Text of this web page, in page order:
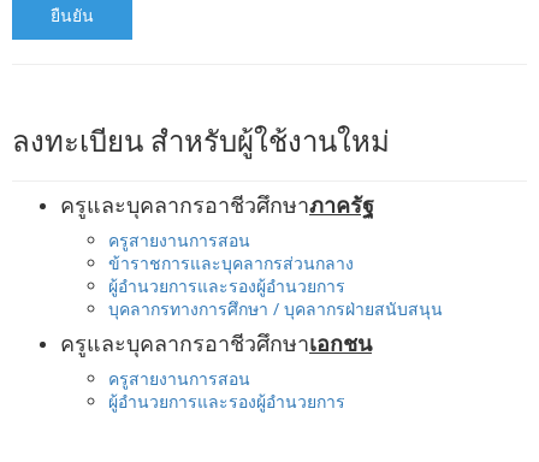
ยืนยัน
ลงทะเบียน สำหรับผู้ใช้งานใหม่
ครูและบุคลากรอาชีวศึกษาภาครัฐ
ครูสายงานการสอน
ข้าราชการและบุคลากรส่วนกลาง
ผู้อำนวยการและรองผู้อำนวยการ
บุคลากรทางการศึกษา / บุคลากรฝ่ายสนับสนุน
ครูและบุคลากรอาชีวศึกษาเอกชน
ครูสายงานการสอน
ผู้อำนวยการและรองผู้อำนวยการ